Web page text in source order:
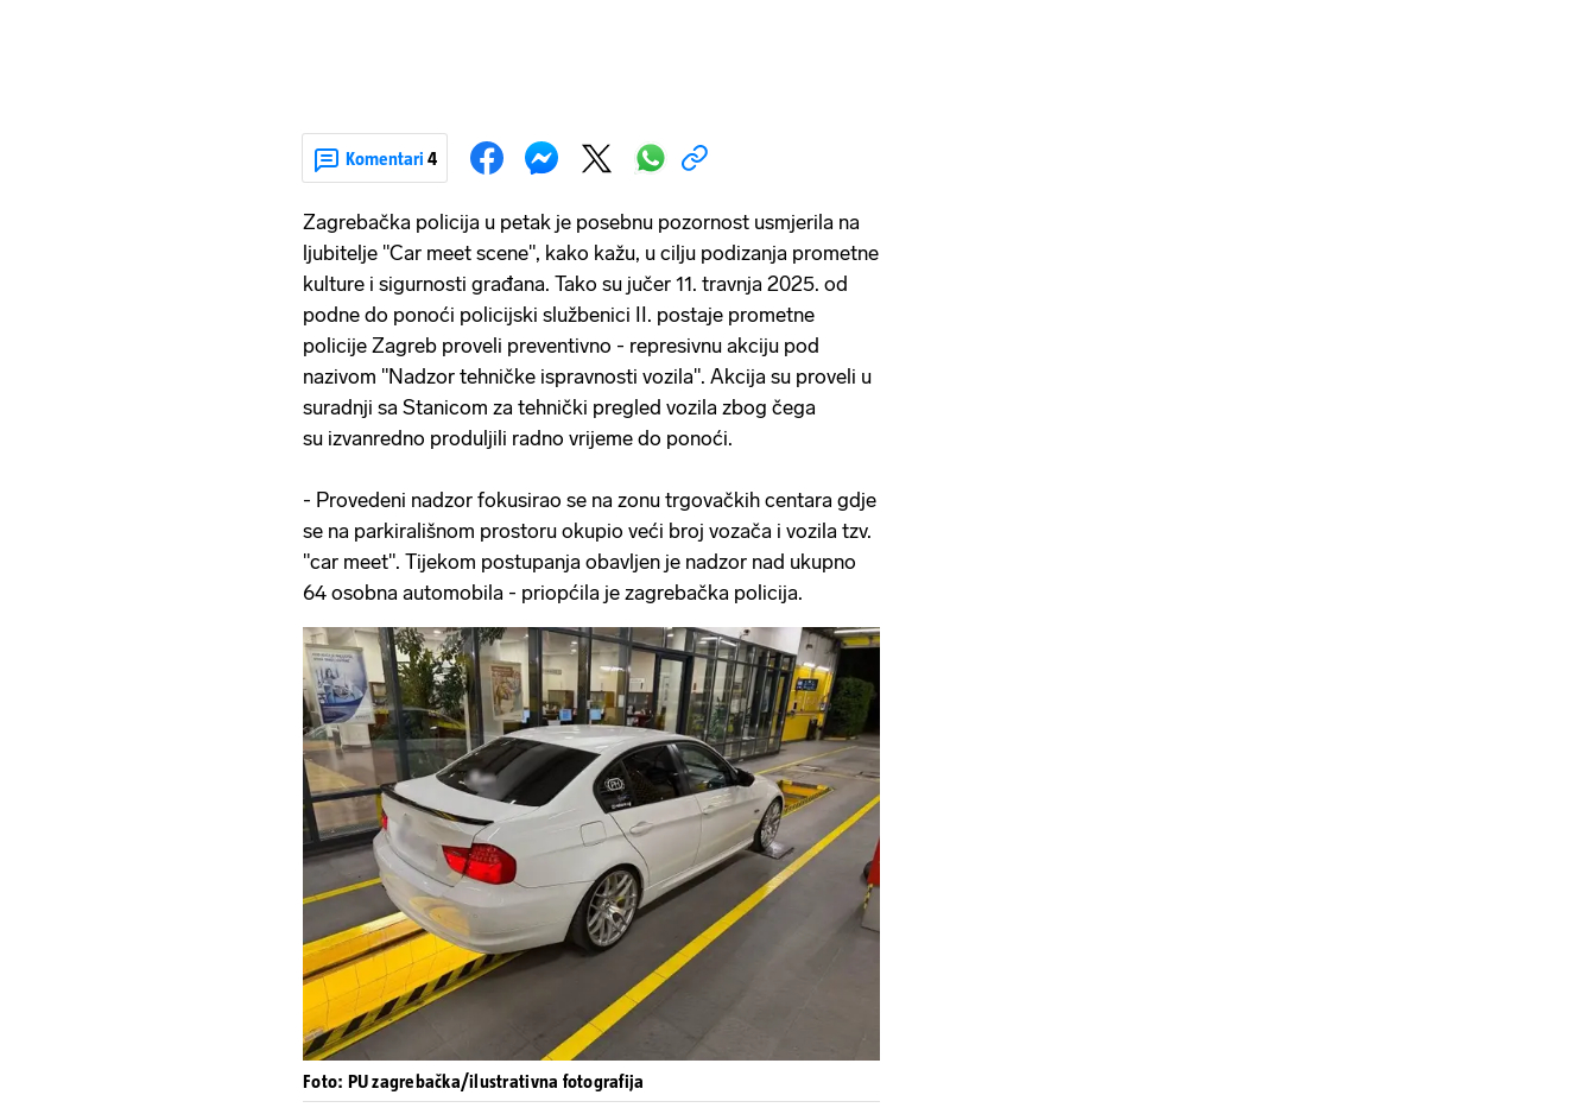
Komentari 4
Zagrebačka policija u petak je posebnu pozornost usmjerila na
ljubitelje "Car meet scene", kako kažu, u cilju podizanja prometne
kulture i sigurnosti građana. Tako su jučer 11. travnja 2025. od
podne do ponoći policijski službenici II. postaje prometne
policije Zagreb proveli preventivno - represivnu akciju pod
nazivom "Nadzor tehničke ispravnosti vozila". Akcija su proveli u
suradnji sa Stanicom za tehnički pregled vozila zbog čega
su izvanredno produljili radno vrijeme do ponoći.
- Provedeni nadzor fokusirao se na zonu trgovačkih centara gdje
se na parkirališnom prostoru okupio veći broj vozača i vozila tzv.
"car meet". Tijekom postupanja obavljen je nadzor nad ukupno
64 osobna automobila - priopćila je zagrebačka policija.
Foto: PU zagrebačka/ilustrativna fotografija